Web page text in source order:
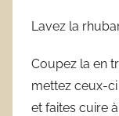
Lavez la
Coupez la en
mettez ceux-ci
et faites cuire